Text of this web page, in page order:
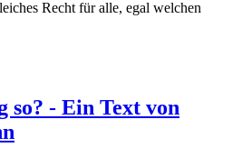
Recht für alle, egal welchen
so? - Ein Text von